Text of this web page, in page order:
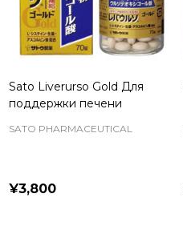
Sato Liverurso Gold Для
поддержки печени
SATO PHARMACEUTICAL
¥3,800